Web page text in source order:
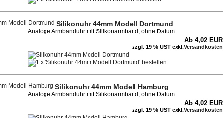
Silikonuhr 44mm Modell Dortmund
Analoge Armbanduhr mit Silikonarmband, ohne Datum
Ab 4,02 EUR
zzgl. 19 % UST exkl.Versandkosten
Silikonuhr 44mm Modell Hamburg
Analoge Armbanduhr mit Silikonarmband, ohne Datum
Ab 4,02 EUR
zzgl. 19 % UST exkl.Versandkosten